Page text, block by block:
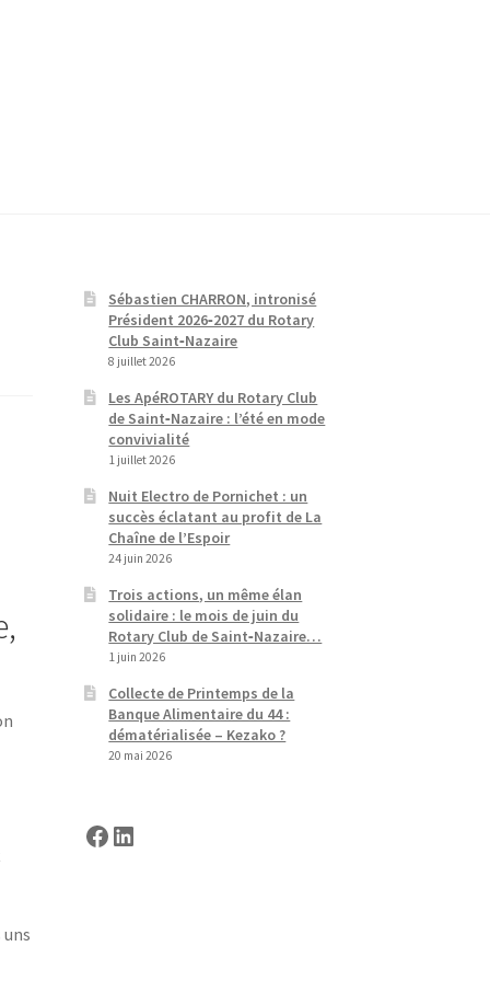
Sébastien CHARRON, intronisé
Président 2026‑2027 du Rotary
Club Saint‑Nazaire
8 juillet 2026
Les ApéROTARY du Rotary Club
de Saint‑Nazaire : l’été en mode
convivialité
1 juillet 2026
Nuit Electro de Pornichet : un
succès éclatant au profit de La
Chaîne de l’Espoir
24 juin 2026
Trois actions, un même élan
solidaire : le mois de juin du
Rotary Club de Saint‑Nazaire…
1 juin 2026
Collecte de Printemps de la
Banque Alimentaire du 44 :
dématérialisée – Kezako ?
20 mai 2026
Facebook
LinkedIn